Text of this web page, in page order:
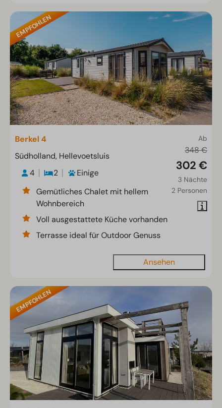
EMPFOHLEN
Ab
348 €
302 €
3 Nächte
2 Personen
Berkel 4
Südholland, Hellevoetsluis
4
2
Einige
Gemütliches Chalet mit hellem
Wohnbereich
Voll ausgestattete Küche vorhanden
Terrasse ideal für Outdoor Genuss
Ansehen
EMPFOHLEN